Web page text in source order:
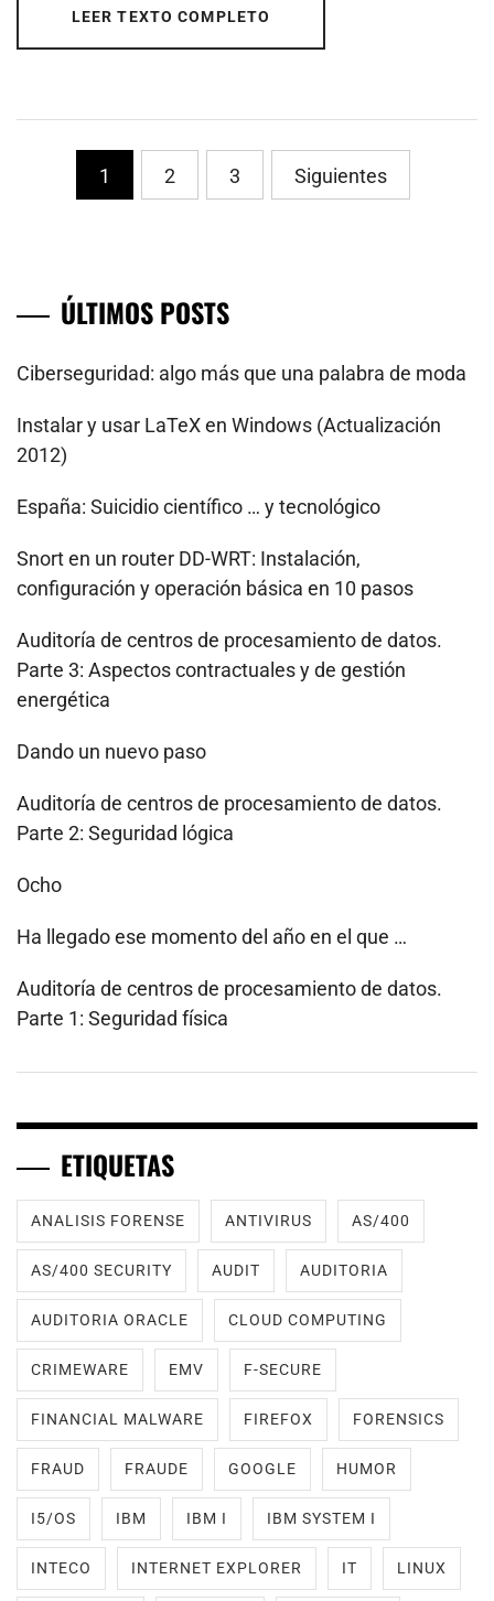
LEER TEXTO COMPLETO
PaginaciÃ³n
1 2 3 Siguientes
ÚLTIMOS POSTS
Ciberseguridad: algo más que una palabra de moda
Instalar y usar LaTeX en Windows (Actualización
2012)
España: Suicidio científico … y tecnológico
Snort en un router DD-WRT: Instalación,
configuración y operación básica en 10 pasos
Auditoría de centros de procesamiento de datos.
Parte 3: Aspectos contractuales y de gestión
energética
Dando un nuevo paso
Auditoría de centros de procesamiento de datos.
Parte 2: Seguridad lógica
Ocho
Ha llegado ese momento del año en el que …
Auditoría de centros de procesamiento de datos.
Parte 1: Seguridad física
ETIQUETAS
ANALISIS FORENSE ANTIVIRUS AS/400
AS/400 SECURITY AUDIT AUDITORIA
AUDITORIA ORACLE CLOUD COMPUTING
CRIMEWARE EMV F-SECURE
FINANCIAL MALWARE FIREFOX FORENSICS
FRAUD FRAUDE GOOGLE HUMOR
I5/OS IBM IBM I IBM SYSTEM I
INTECO INTERNET EXPLORER IT LINUX